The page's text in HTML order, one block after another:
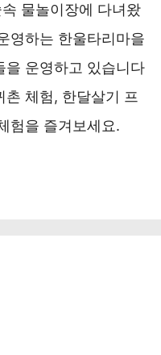
물놀이장에 다녀왔
영하는 한울타리마을
을 운영하고 있습니다
체험, 한달살기 프
험을 즐겨보세요.